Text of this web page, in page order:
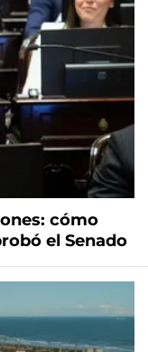
cómo
el Senado